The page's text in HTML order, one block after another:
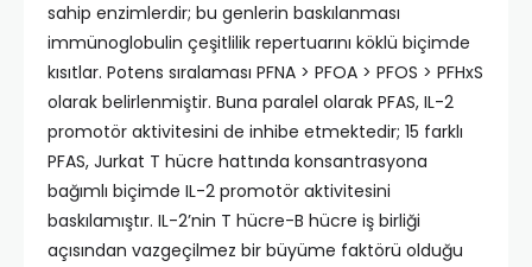
sahip enzimlerdir; bu genlerin baskılanması
immünoglobulin çeşitlilik repertuarını köklü biçimde
kısıtlar. Potens sıralaması PFNA > PFOA > PFOS > PFHxS
olarak belirlenmiştir. Buna paralel olarak PFAS, IL-2
promotör aktivitesini de inhibe etmektedir; 15 farklı
PFAS, Jurkat T hücre hattında konsantrasyona
bağımlı biçimde IL-2 promotör aktivitesini
baskılamıştır. IL-2’nin T hücre-B hücre iş birliği
açısından vazgeçilmez bir büyüme faktörü olduğu